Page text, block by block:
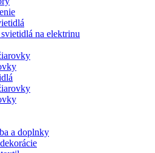
na elektrinu
a doplnky